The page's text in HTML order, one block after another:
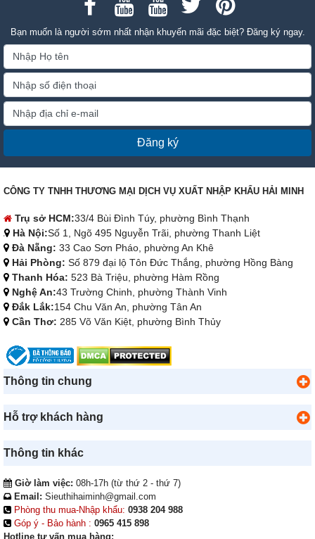
Bạn muốn là người sớm nhất nhận khuyến mãi đặc biệt? Đăng ký ngay.
Đăng ký
CÔNG TY TNHH THƯƠNG MẠI DỊCH VỤ XUẤT NHẬP KHẨU HẢI MINH
Trụ sở HCM:33/4 Bùi Đình Túy, phường Bình Thạnh
Hà Nội:Số 1, Ngõ 495 Nguyễn Trãi, phường Thanh Liệt
Đà Nẵng: 33 Cao Sơn Pháo, phường An Khê
Hải Phòng: Số 879 đại lộ Tôn Đức Thắng, phường Hồng Bàng
Thanh Hóa: 523 Bà Triệu, phường Hàm Rồng
Nghệ An:43 Trường Chinh, phường Thành Vinh
Đắk Lắk:154 Chu Văn An, phường Tân An
Cần Thơ: 285 Võ Văn Kiệt, phường Bình Thủy
Thông tin chung
Hỗ trợ khách hàng
Thông tin khác
Giờ làm việc: 08h-17h (từ thứ 2 - thứ 7)
Email: Sieuthihaiminh@gmail.com
Phòng thu mua-Nhập khẩu: 0938 204 988
Góp ý - Bảo hành : 0965 415 898
Hotline tư vấn mua hàng: